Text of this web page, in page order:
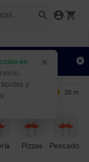
en
y
Aplican TyC
35 mins
Pizzas Pescados